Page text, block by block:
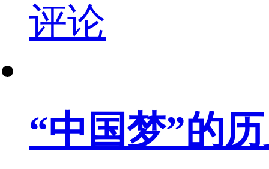
评论
“中国梦”的